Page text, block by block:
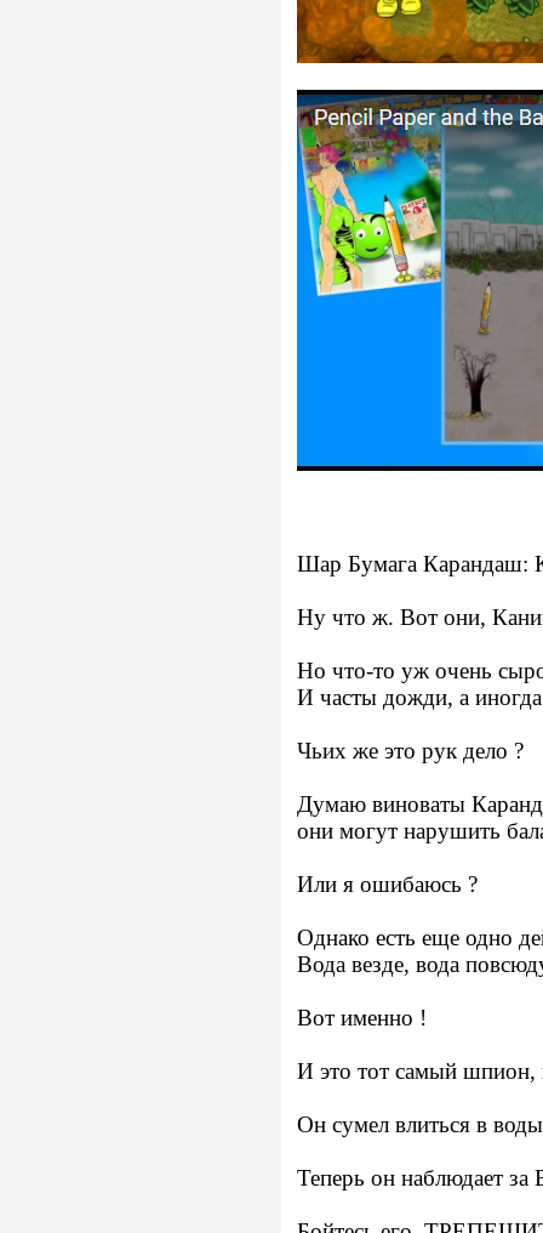
Шар Бумага Карандаш:
Ну что ж. Вот они,
Но что-то уж очень
И часты дожди, а
Чьих же это рук дело ?
Думаю виноваты
они могут нарушить
Или я ошибаюсь ?
Однако есть еще одно
Вода везде, вода
Вот именно !
И это тот самый
Он сумел влиться в
Теперь он